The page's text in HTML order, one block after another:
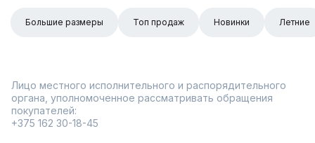
Большие размеры Топ продаж Новинки Летние
Лицо местного исполнительного и распорядительного
органа, уполномоченное рассматривать обращения
покупателей:
+375 162 30-18-45